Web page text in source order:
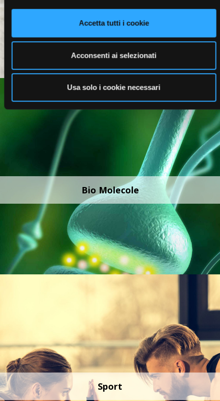
Accetta tutti i cookie
Acconsenti ai selezionati
Usa solo i cookie necessari
Bio Molecole
Sport